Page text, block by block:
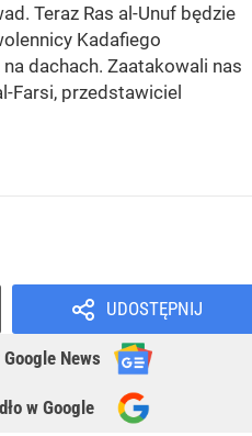
Teraz Ras al-Unuf będzie
Kadafiego
dachach. Zaatakowali nas
Farsi, przedstawiciel
UDOSTĘPNIJ
Google News
w Google